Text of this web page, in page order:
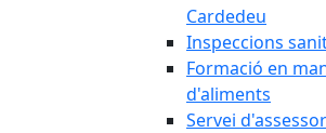
Cardedeu
Inspeccions
Formació en
d'aliments
Servei